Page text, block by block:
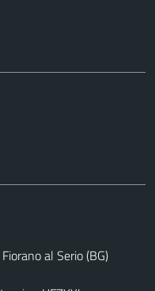
al Serio (BG)